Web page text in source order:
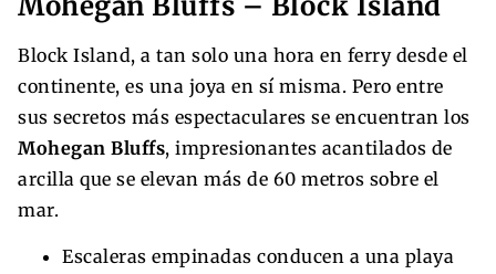
Block Island, a tan solo una hora en ferry desde el
continente, es una joya en sí misma. Pero entre
sus secretos más espectaculares se encuentran los
Mohegan Bluffs, impresionantes acantilados de
arcilla que se elevan más de 60 metros sobre el
mar.
Escaleras empinadas conducen a una playa